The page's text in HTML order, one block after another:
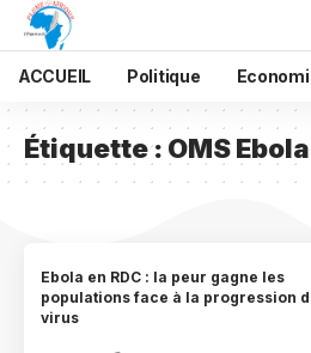
ACCUEIL Politique
Étiquette : OMS
Ebola en RDC : la peur gagne les
populations face à la progression
virus